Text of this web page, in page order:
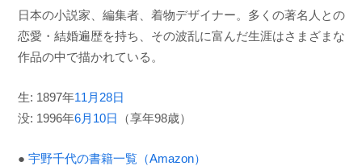
日本の小説家、編集者、着物デザイナー。多くの著名人との
恋愛・結婚遍歴を持ち、その波乱に富んだ生涯はさまざまな
作品の中で描かれている。
生: 1897年11月28日
没: 1996年6月10日 （享年98歳）
● 宇野千代の書籍一覧（Amazon）